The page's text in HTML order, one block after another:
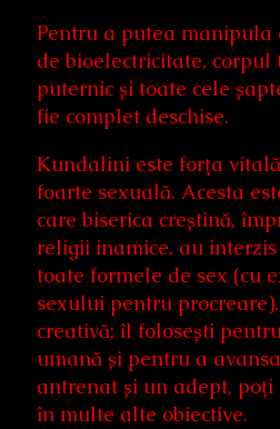
Pentru a putea
de bioelectricitate, corpul
puternic și toate cele
fie complet deschise.
Kundalini este forța
foarte sexuală. Acesta
care biserica creștină,
religii inamice, au
toate formele de sex (cu
sexului pentru
creativă; îl folosești
umană și pentru a
antrenat și un adept, poți
în multe alte obiective.